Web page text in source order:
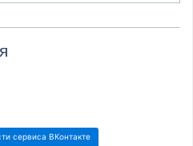
сервиса ВКонтакте